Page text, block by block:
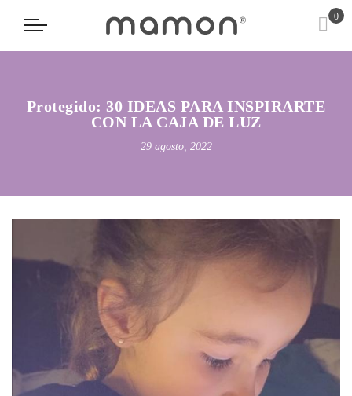
0
Protegido: 30 IDEAS PARA INSPIRARTE
CON LA CAJA DE LUZ
29 agosto, 2022